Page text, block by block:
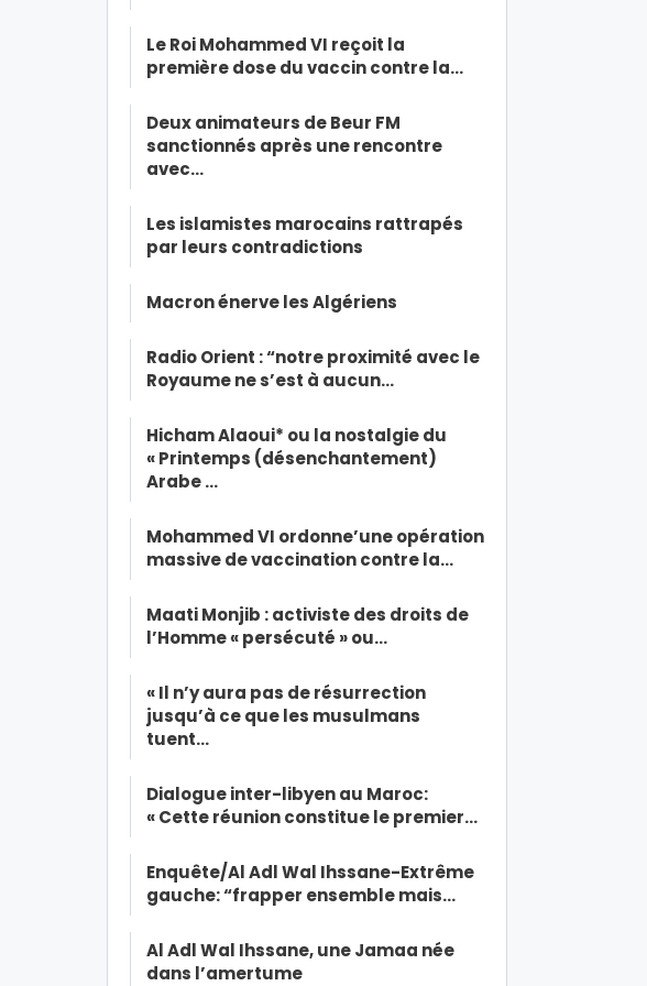
Le Roi Mohammed VI reçoit la
première dose du vaccin contre la…
Deux animateurs de Beur FM
sanctionnés après une rencontre
avec…
Les islamistes marocains rattrapés
par leurs contradictions
Macron énerve les Algériens
Radio Orient : “notre proximité avec le
Royaume ne s’est à aucun…
Hicham Alaoui* ou la nostalgie du
« Printemps (désenchantement)
Arabe …
Mohammed VI ordonne’une opération
massive de vaccination contre la…
Maati Monjib : activiste des droits de
l’Homme « persécuté » ou…
« Il n’y aura pas de résurrection
jusqu’à ce que les musulmans
tuent…
Dialogue inter-libyen au Maroc:
« Cette réunion constitue le premier…
Enquête/Al Adl Wal Ihssane-Extrême
gauche: “frapper ensemble mais…
Al Adl Wal Ihssane, une Jamaa née
dans l’amertume